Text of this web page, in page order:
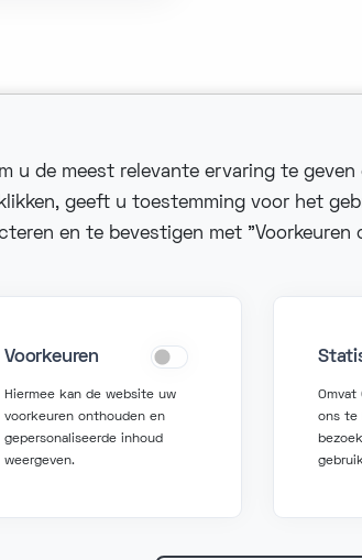
u de meest relevante ervaring te
geeft u toestemming voor het
en te bevestigen met "Voorkeuren
Voorkeuren
Hiermee kan de website uw
voorkeuren onthouden en
gepersonaliseerde inhoud
weergeven.
Omvat
ons te
contact op
2 580 50 50
Vraag
+32